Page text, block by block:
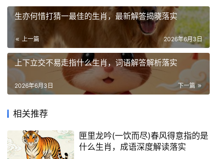
生亦何惜打猜一最佳的生肖，最新解答揭晓落实
上一篇 2026年6月3日
上下立交不易走指什么生肖，词语解答解析落实
下一篇
2026年6月3日
相关推荐
匣里龙吟(一饮而尽)春风得意指的是
什么生肖，成语深度解读落实